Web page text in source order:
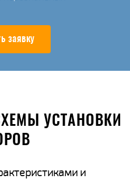
заявку
УСТАНОВКИ
и